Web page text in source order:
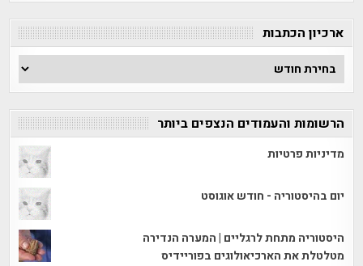
ארכיון הכתבות
ארכיון
הכתבות
הרשומות והעמודים הנצפים ביותר
מדיניות פרטיות
יום בהיסטוריה - חודש אוגוסט
היסטוריה מתחת לרגליים | המערה הנדירה
מטלטלת את הארכיאולוגים בפוריידיס